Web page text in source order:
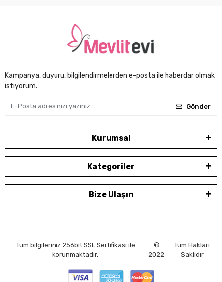
Kampanya, duyuru, bilgilendirmelerden e-posta ile haberdar olmak
istiyorum.
Gönder
Kurumsal
Kategoriler
Bize Ulaşın
Tüm bilgileriniz 256bit SSL Sertifikası ile
korunmaktadır.
©
2022
Tüm Hakları
Saklıdır